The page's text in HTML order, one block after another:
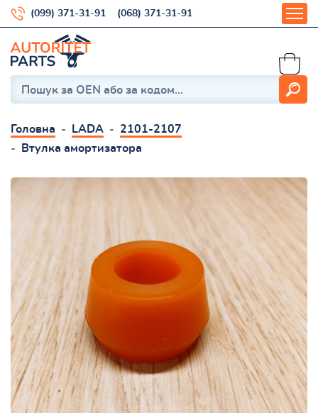
(099) 371-31-91 (068) 371-31-91
Головна LADA
2101-2107
Втулка амортизатора